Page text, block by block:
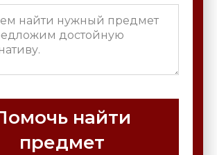
найти
предмет